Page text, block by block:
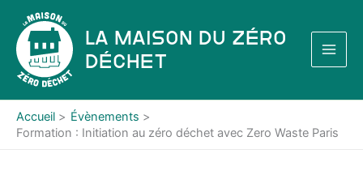
contenu
La Maison du Zéro
Déchet
Accueil
Évènements
Formation : Initiation au zéro déchet avec Zero Waste Paris